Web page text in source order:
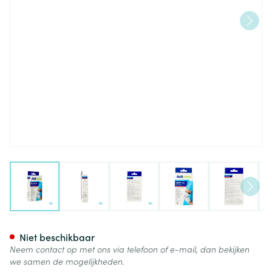
View larger imageView larger imageView larger imageView larger image
View
Niet beschikbaar
Neem contact op met ons via telefoon of e-mail, dan bekijken
we samen de mogelijkheden.